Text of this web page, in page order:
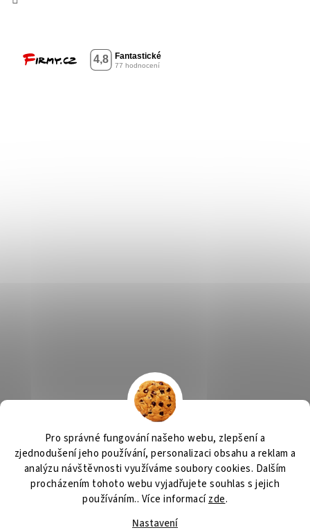
Pro správné fungování našeho webu, zlepšení a
zjednodušení jeho používání, personalizaci obsahu a reklam a
analýzu návštěvnosti využíváme soubory cookies. Dalším
procházením tohoto webu vyjadřujete souhlas s jejich
používáním.. Více informacízde.
Nastavení
Výčepní zařízení, chlazení na pivo, chlazení piva OSMO CZ
Barvy Příbram Obchodní podmínky GDPR
Vytvořil Shoptet